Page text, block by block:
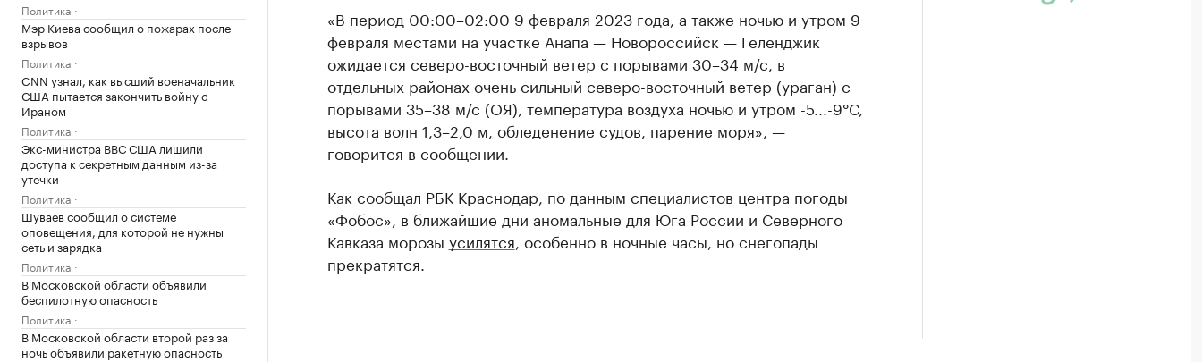
Политика
Мэр Киева сообщил о пожарах после
взрывов
Политика
CNN узнал, как высший военачальник
США пытается закончить войну с
Ираном
Политика
Экс-министра ВВС США лишили
доступа к секретным данным из-за
утечки
Политика
Шуваев сообщил о системе
оповещения, для которой не нужны
сеть и зарядка
Политика
В Московской области объявили
беспилотную опасность
Политика
В Московской области второй раз за
ночь объявили ракетную опасность
«В период 00:00–02:00 9 февраля 2023 года, a также ночью и утром 9
февраля местами на участке Анапа — Новороссийск — Геленджик
ожидается северо-восточный ветер с порывами 30–34 м/с, в
отдельных районах очень сильный северо-восточный ветер (ураган) с
порывами 35–38 м/с (ОЯ), температура воздуха ночью и утром -5...-9°С,
высота волн 1,3–2,0 м, обледенение судов, парение моря», —
говорится в сообщении.
Как сообщал РБК Краснодар, по данным специалистов центра погоды
«Фобос», в ближайшие дни аномальные для Юга России и Северного
Кавказа морозы усилятся , особенно в ночные часы, но снегопады
прекратятся.